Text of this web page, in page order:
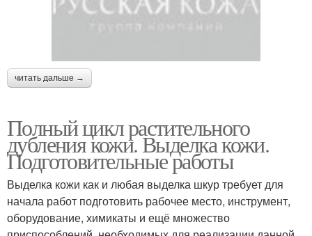
читать дальше →
Полный цикл растительного
дубления кожи. Выделка кожи.
Подготовительные работы
Выделка кожи как и любая выделка шкур требует для
начала работ подготовить рабочее место, инструмент,
оборудование, химикаты и ещё множество